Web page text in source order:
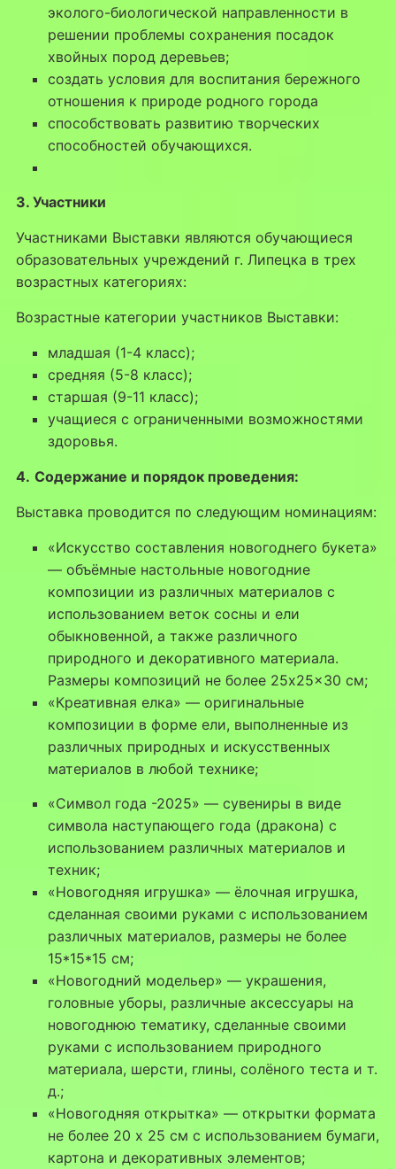
эколого-биологической направленности в
решении проблемы сохранения посадок
хвойных пород деревьев;
создать условия для воспитания бережного
отношения к природе родного города
способствовать развитию творческих
способностей обучающихся.
3. Участники
Участниками Выставки являются обучающиеся
образовательных учреждений г. Липецка в трех
возрастных категориях:
Возрастные категории участников Выставки:
младшая (1-4 класс);
средняя (5-8 класс);
старшая (9-11 класс);
учащиеся с ограниченными возможностями
здоровья.
4. Содержание и порядок проведения:
Выставка проводится по следующим номинациям:
«Искусство составления новогоднего букета»
— объёмные настольные новогодние
композиции из различных материалов с
использованием веток сосны и ели
обыкновенной, а также различного
природного и декоративного материала.
Размеры композиций не более 25x25x30 см;
«Креативная елка» — оригинальные
композиции в форме ели, выполненные из
различных природных и искусственных
материалов в любой технике;
«Символ года -2025» — сувениры в виде
символа наступающего года (дракона) с
использованием различных материалов и
техник;
«Новогодняя игрушка» — ёлочная игрушка,
сделанная своими руками с использованием
различных материалов, размеры не более
15*15*15 см;
«Новогодний модельер» — украшения,
головные уборы, различные аксессуары на
новогоднюю тематику, сделанные своими
руками с использованием природного
материала, шерсти, глины, солёного теста и т.
д.;
«Новогодняя открытка» — открытки формата
не более 20 x 25 см с использованием бумаги,
картона и декоративных элементов;